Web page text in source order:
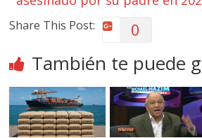
Share This Post: 0
También te puede